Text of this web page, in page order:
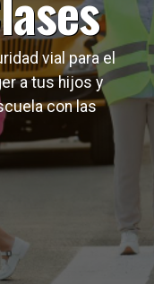
vial para el
a tus hijos y
con las